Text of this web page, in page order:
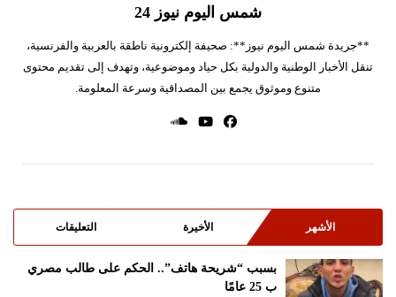
شمس اليوم نيوز 24
**جريدة شمس اليوم نيوز**: صحيفة إلكترونية ناطقة بالعربية والفرنسية،
تنقل الأخبار الوطنية والدولية بكل حياد وموضوعية، وتهدف إلى تقديم محتوى
متنوع وموثوق يجمع بين المصداقية وسرعة المعلومة.
الأشهر الأخيرة التعليقات
بسبب “شريحة هاتف”.. الحكم على طالب مصري
ب 25 عامًا